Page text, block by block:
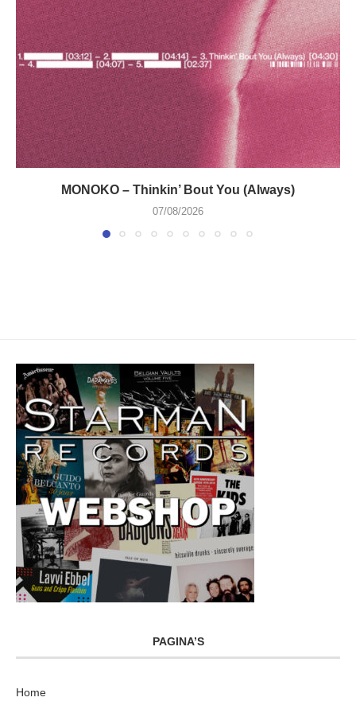
MONOKO – Thinkin’ Bout You (Always)
07/08/2026
PAGINA’S
Home